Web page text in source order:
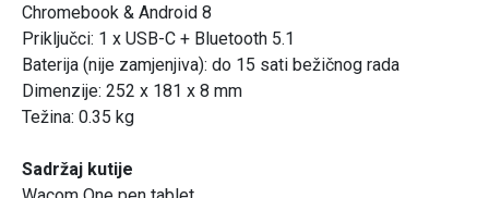
Chromebook & Android 8
Priključci: 1 x USB-C + Bluetooth 5.1
Baterija (nije zamjenjiva): do 15 sati bežičnog rada
Dimenzije: 252 x 181 x 8 mm
Težina: 0.35 kg
Sadržaj kutije